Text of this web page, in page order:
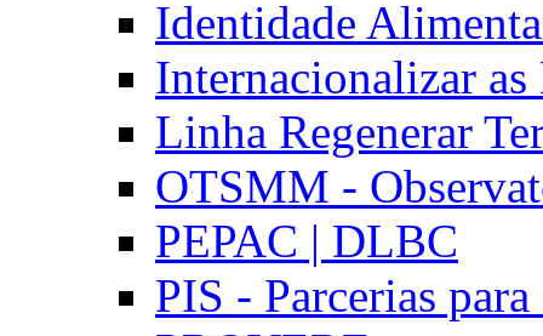
Identidade
Internacionalizar
Linha Regenerar
OTSMM -
PEPAC | DLBC
PIS - Parcerias